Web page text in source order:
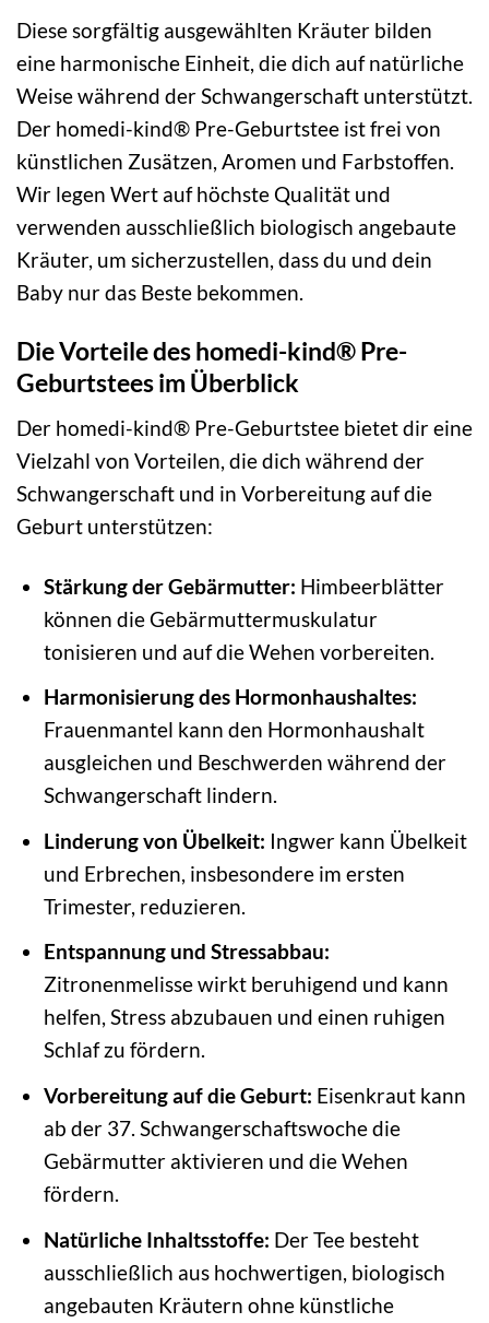
Diese sorgfältig ausgewählten Kräuter bilden
eine harmonische Einheit, die dich auf natürliche
Weise während der Schwangerschaft unterstützt.
Der homedi-kind® Pre-Geburtstee ist frei von
künstlichen Zusätzen, Aromen und Farbstoffen.
Wir legen Wert auf höchste Qualität und
verwenden ausschließlich biologisch angebaute
Kräuter, um sicherzustellen, dass du und dein
Baby nur das Beste bekommen.
Die Vorteile des homedi-kind® Pre-
Geburtstees im Überblick
Der homedi-kind® Pre-Geburtstee bietet dir eine
Vielzahl von Vorteilen, die dich während der
Schwangerschaft und in Vorbereitung auf die
Geburt unterstützen:
Stärkung der Gebärmutter: Himbeerblätter
können die Gebärmuttermuskulatur
tonisieren und auf die Wehen vorbereiten.
Harmonisierung des Hormonhaushaltes:
Frauenmantel kann den Hormonhaushalt
ausgleichen und Beschwerden während der
Schwangerschaft lindern.
Linderung von Übelkeit: Ingwer kann Übelkeit
und Erbrechen, insbesondere im ersten
Trimester, reduzieren.
Entspannung und Stressabbau:
Zitronenmelisse wirkt beruhigend und kann
helfen, Stress abzubauen und einen ruhigen
Schlaf zu fördern.
Vorbereitung auf die Geburt: Eisenkraut kann
ab der 37. Schwangerschaftswoche die
Gebärmutter aktivieren und die Wehen
fördern.
Natürliche Inhaltsstoffe: Der Tee besteht
ausschließlich aus hochwertigen, biologisch
angebauten Kräutern ohne künstliche